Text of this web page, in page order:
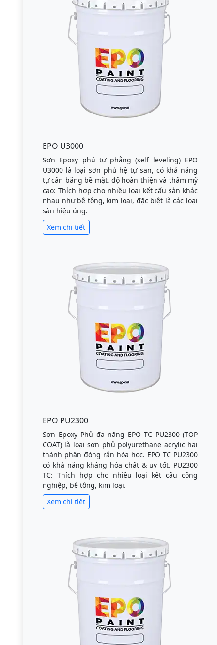
EPO U3000
Sơn Epoxy phủ tự phẳng (self leveling) EPO
U3000 là loại sơn phủ hệ tự san, có khả năng
tự cân bằng bề mặt, độ hoàn thiện và thẩm mỹ
cao: Thích hợp cho nhiều loại kết cấu sàn khác
nhau như bê tông, kim loại, đặc biệt là các loại
sàn hiệu ứng.
Xem chi tiết
EPO PU2300
Sơn Epoxy Phủ đa năng EPO TC PU2300 (TOP
COAT) là loại sơn phủ polyurethane acrylic hai
thành phần đóng rắn hóa học. EPO TC PU2300
có khả năng kháng hóa chất & uv tốt. PU2300
TC: Thích hợp cho nhiều loại kết cấu công
nghiệp, bê tông, kim loại.
Xem chi tiết